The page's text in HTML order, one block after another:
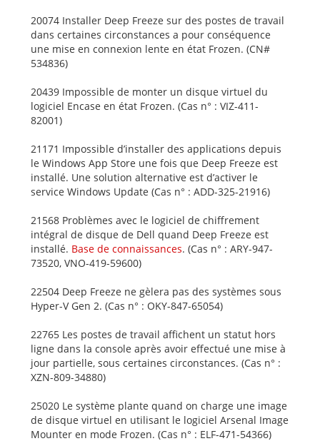
20074 Installer Deep Freeze sur des postes de travail
dans certaines circonstances a pour conséquence
une mise en connexion lente en état Frozen. (CN#
534836)
20439 Impossible de monter un disque virtuel du
logiciel Encase en état Frozen. (Cas n° : VIZ-411-
82001)
21171 Impossible d’installer des applications depuis
le Windows App Store une fois que Deep Freeze est
installé. Une solution alternative est d’activer le
service Windows Update (Cas n° : ADD-325-21916)
21568 Problèmes avec le logiciel de chiffrement
intégral de disque de Dell quand Deep Freeze est
installé. Base de connaissances. (Cas n° : ARY-947-
73520, VNO-419-59600)
22504 Deep Freeze ne gèlera pas des systèmes sous
Hyper-V Gen 2. (Cas n° : OKY-847-65054)
22765 Les postes de travail affichent un statut hors
ligne dans la console après avoir effectué une mise à
jour partielle, sous certaines circonstances. (Cas n° :
XZN-809-34880)
25020 Le système plante quand on charge une image
de disque virtuel en utilisant le logiciel Arsenal Image
Mounter en mode Frozen. (Cas n° : ELF-471-54366)